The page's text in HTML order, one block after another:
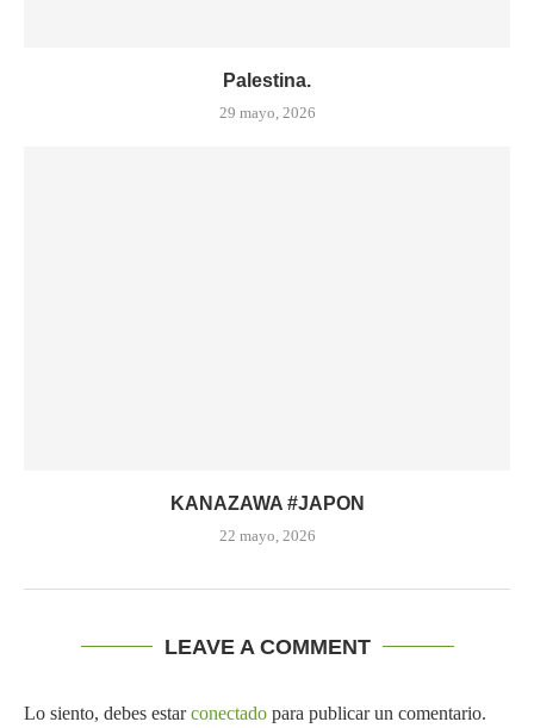
Palestina.
29 mayo, 2026
KANAZAWA #JAPON
22 mayo, 2026
LEAVE A COMMENT
Lo siento, debes estarconectado para publicar un comentario.